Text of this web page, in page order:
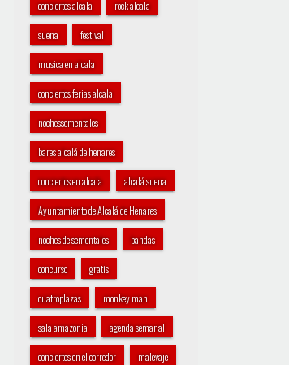
conciertos alcala rock alcala
suena festival
musica en alcala
conciertos ferias alcala
nochessementales
bares alcalá de henares
conciertos en alcala alcalá suena
Ayuntamiento de Alcalá de Henares
noches de sementales bandas
concurso gratis
cuatroplazas monkey man
sala amazonia agenda semanal
conciertos en el corredor malevaje